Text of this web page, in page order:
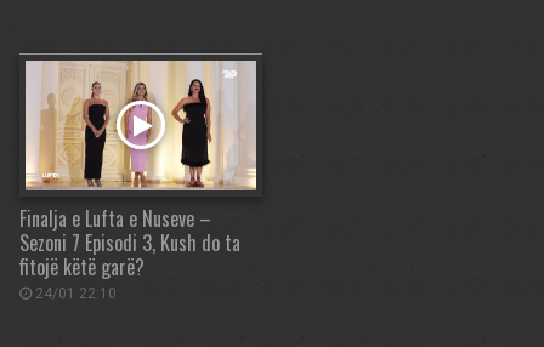
Finalja e Lufta e Nuseve –
Sezoni 7 Episodi 3, Kush do ta
fitojë këtë garë?
24/01 22:10